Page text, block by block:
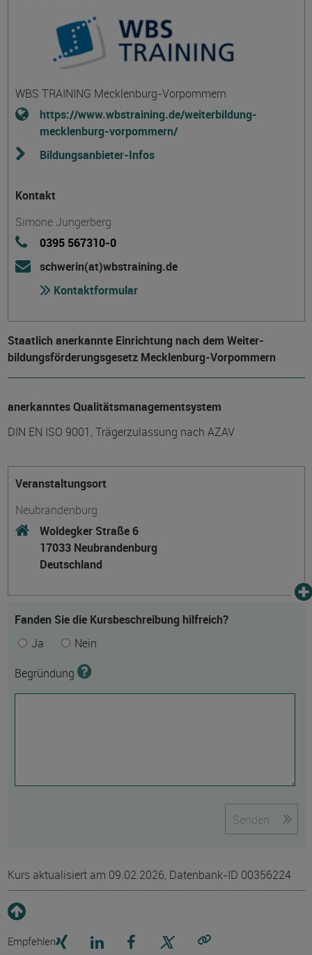
WBS TRAINING Mecklenburg-Vorpommern
https://www.wbstraining.de/weiterbildung-
mecklenburg-vorpommern/
Bildungsanbieter-Infos
Kontakt
Simone Jungerberg
0395 567310-0
schwerin(at)wbstraining.de
Kontaktformular
Staatlich anerkannte Einrichtung nach dem Weiter­
bildungs­förderungs­gesetz Mecklenburg-Vorpommern
anerkanntes Qualitätsmanagementsystem
DIN EN ISO 9001, Trägerzulassung nach AZAV
Veranstaltungsort
Neubrandenburg
Woldegker Straße 6
17033 Neubrandenburg
Deutschland
Fanden Sie die Kursbeschreibung hilfreich?
Ja
Nein
Begründung
Senden
Kurs aktualisiert am 09.02.2026, Datenbank-ID 00356224
Empfehlen